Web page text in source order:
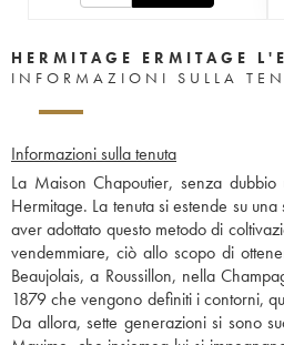
HERMITAGE ERMITAGE
INFORMAZIONI SULLA
Informazioni sulla tenuta
La Maison Chapoutier, senza
Hermitage. La tenuta si estende su
aver adottato questo metodo di
vendemmiare, ciò allo scopo di
Beaujolais, a Roussillon, nella
1879 che vengono definiti i contorni,
Da allora, sette generazioni si sono